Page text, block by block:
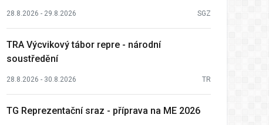
28.8.2026 - 29.8.2026 SGZ
TRA Výcvikový tábor repre - národní
soustředění
28.8.2026 - 30.8.2026 TR
TG Reprezentační sraz - příprava na ME 2026